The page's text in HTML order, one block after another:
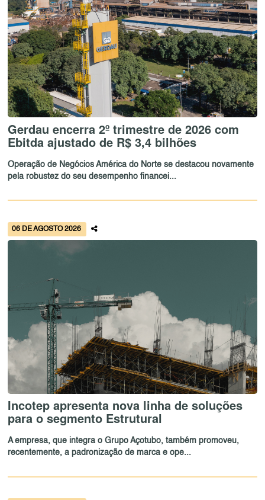
Gerdau encerra 2º trimestre de 2026 com
Ebitda ajustado de R$ 3,4 bilhões
Operação de Negócios América do Norte se destacou novamente
pela robustez do seu desempenho financei...
06 DE AGOSTO 2026
Incotep apresenta nova linha de soluções
para o segmento Estrutural
A empresa, que integra o Grupo Açotubo, também promoveu,
recentemente, a padronização de marca e ope...